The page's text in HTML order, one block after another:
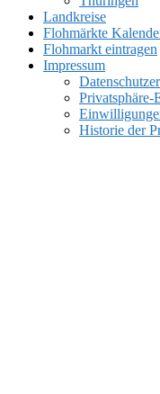
Landkreise
Flohmärkte
Flohmarkt eintragen
Impressum
Privatsphäre-
Historie der